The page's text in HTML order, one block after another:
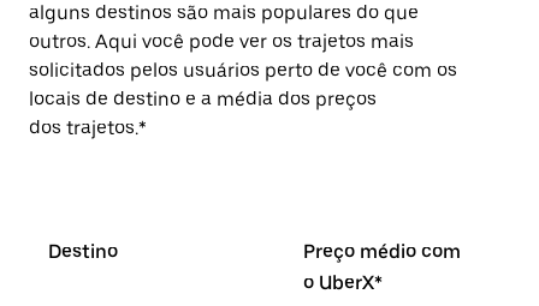
alguns destinos são mais populares do que
outros. Aqui você pode ver os trajetos mais
solicitados pelos usuários perto de você com os
locais de destino e a média dos preços
dos trajetos.*
Destino
Preço médio com
o UberX*